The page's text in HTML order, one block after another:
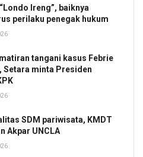
Ireng”, baiknya
perilaku penegak hukum
tangani kasus Febrie
Setara minta Presiden
SDM pariwisata, KMDT
Akpar UNCLA